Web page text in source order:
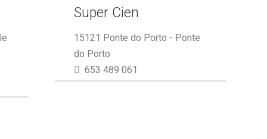
Super Cien
15121 Ponte do Porto - Ponte
do Porto
653 489 061